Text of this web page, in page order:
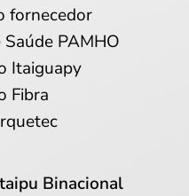
fornecedor
PAMHO
Itaiguapy
Fibra
Binacional